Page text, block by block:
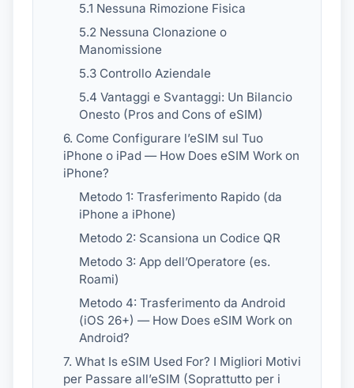
5.1 Nessuna Rimozione Fisica
5.2 Nessuna Clonazione o
Manomissione
5.3 Controllo Aziendale
5.4 Vantaggi e Svantaggi: Un Bilancio
Onesto (Pros and Cons of eSIM)
6. Come Configurare l’eSIM sul Tuo
iPhone o iPad — How Does eSIM Work on
iPhone?
Metodo 1: Trasferimento Rapido (da
iPhone a iPhone)
Metodo 2: Scansiona un Codice QR
Metodo 3: App dell’Operatore (es.
Roami)
Metodo 4: Trasferimento da Android
(iOS 26+) — How Does eSIM Work on
Android?
7. What Is eSIM Used For? I Migliori Motivi
per Passare all’eSIM (Soprattutto per i